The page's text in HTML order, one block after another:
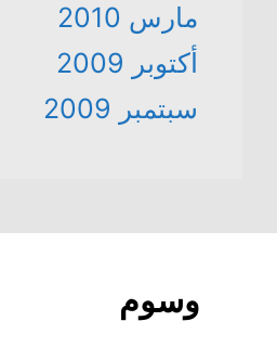
مارس 2010
أكتوبر 2009
سبتمبر 2009
وسوم